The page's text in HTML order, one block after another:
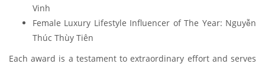
Vinh
Female Luxury Lifestyle Influencer of The Year: Nguyễn
Thúc Thùy Tiên
Each award is a testament to extraordinary effort and serves